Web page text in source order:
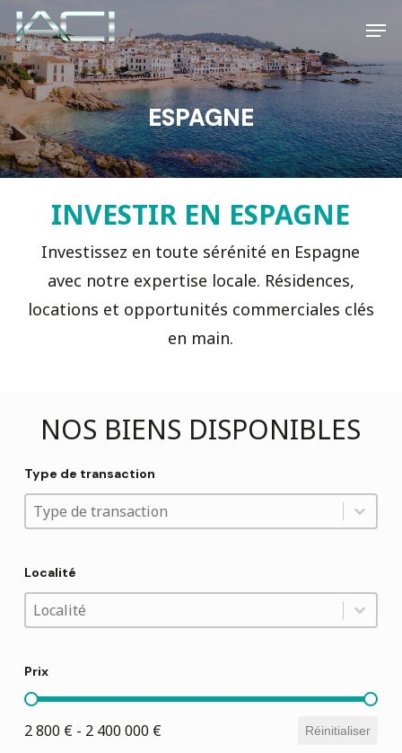
Skip
to
main
content
ESPAGNE
INVESTIR EN ESPAGNE
Investissez en toute sérénité en Espagne
avec notre expertise locale. Résidences,
locations et opportunités commerciales clés
en main.
NOS BIENS DISPONIBLES
Type de transaction
Type de transaction
Type de transaction
Type de transaction
Localité
Localité
Localité
Localité
Prix
Prix
2 800 € - 2 400 000 € Réinitialiser